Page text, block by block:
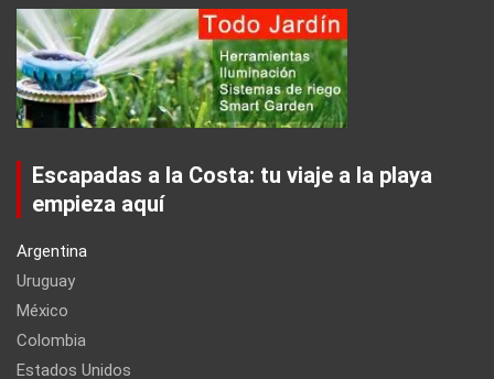
Escapadas a la Costa: tu viaje a la playa
empieza aquí
Argentina
Uruguay
México
Colombia
Estados Unidos